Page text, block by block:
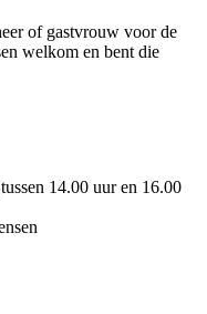
of gastvrouw voor de
welkom en bent die
14.00 uur en 16.00